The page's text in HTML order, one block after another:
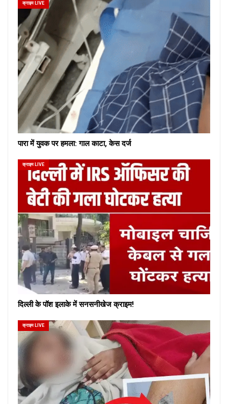
क्राइम LIVE
पारा में युवक पर हमला: गाल काटा, केस दर्ज
क्राइम LIVE
दिल्ली के पॉश इलाके में सनसनीखेज क्राइम!
क्राइम LIVE